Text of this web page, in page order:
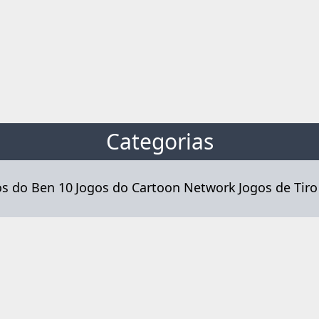
Categorias
do Ben 10 Jogos do Cartoon Network Jogos de Tiro